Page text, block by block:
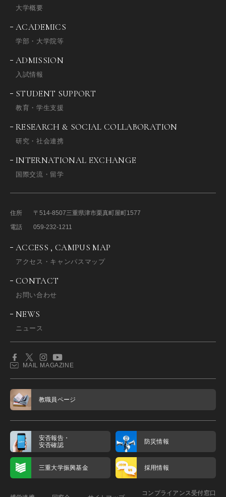
大学概要
ACADEMICS
学部・大学院等
ADMISSION
入試情報
STUDENT SUPPORT
教育・学生支援
RESEARCH & SOCIAL COLLABORATION
研究・社会連携
INTERNATIONAL EXCHANGE
国際交流・留学
住所 〒514-8507三重県津市栗真町屋町1577
電話
059-232-1211
ACCESS , CAMPUS MAP
アクセス・キャンパスマップ
CONTACT
お問い合わせ
NEWS
ニュース
MAIL MAGAZINE
教職員ページ
安否報告・
安否確認
防災情報
三重大学振興基金 採用情報
コンプライアンス受付窓口